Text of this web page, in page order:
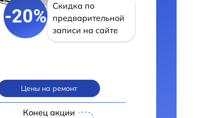
-20%
Скидка по
предварительной
записи на сайте
Цены на ремонт
Конец акции